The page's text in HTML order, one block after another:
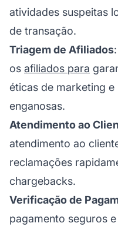
atividades suspeitas
de transação.
Triagem de Afiliados
os afiliados para
éticas de marketing
enganosas.
Atendimento ao
atendimento ao
reclamações
chargebacks.
Verificação de
pagamento seguros